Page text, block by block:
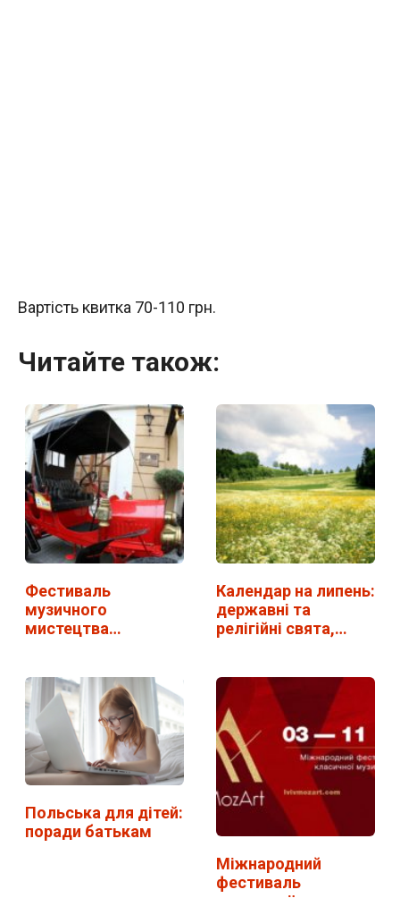
Вартість квитка 70-110 грн.
Читайте також:
Фестиваль
музичного
мистецтва
Календар на липень:
державні та
релігійні свята,…
Польська для дітей:
поради батькам
Міжнародний
фестиваль